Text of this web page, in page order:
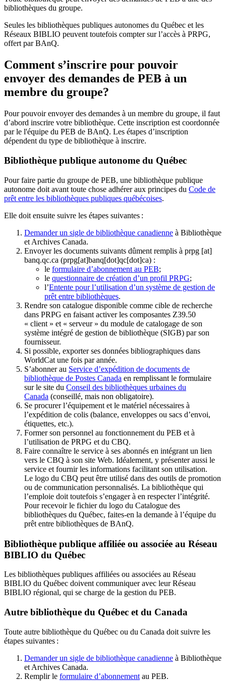
bibliothèques du groupe.
Seules les bibliothèques publiques autonomes du Québec et les
Réseaux BIBLIO peuvent toutefois compter sur l’accès à PRPG,
offert par BAnQ.
Comment s’inscrire pour pouvoir
envoyer des demandes de PEB à un
membre du groupe?
Pour pouvoir envoyer des demandes à un membre du groupe, il faut
d’abord inscrire votre bibliothèque. Cette inscription est coordonnée
par le l'équipe du PEB de BAnQ. Les étapes d’inscription
dépendent du type de bibliothèque à inscrire.
Bibliothèque publique autonome du Québec
Pour faire partie du groupe de PEB, une bibliothèque publique
autonome doit avant toute chose adhérer aux principes du Code de
prêt entre les bibliothèques publiques québécoises.
Elle doit ensuite suivre les étapes suivantes :
Demander un sigle de bibliothèque canadienne à Bibliothèque
et Archives Canada.
Envoyer les documents suivants dûment remplis à prpg [at]
banq.qc.ca (prpg[at]banq[dot]qc[dot]ca) :
le formulaire d’abonnement au PEB;
le questionnaire de création d’un profil PRPG;
l’Entente pour l’utilisation d’un système de gestion de
prêt entre bibliothèques.
Rendre son catalogue disponible comme cible de recherche
dans PRPG en faisant activer les composantes Z39.50
« client » et « serveur » du module de catalogage de son
système intégré de gestion de bibliothèque (SIGB) par son
fournisseur.
Si possible, exporter ses données bibliographiques dans
WorldCat une fois par année.
S’abonner au Service d’expédition de documents de
bibliothèque de Postes Canada en remplissant le formulaire
sur le site du Conseil des bibliothèques urbaines du
Canada (conseillé, mais non obligatoire).
Se procurer l’équipement et le matériel nécessaires à
l’expédition de colis (balance, enveloppes ou sacs d’envoi,
étiquettes, etc.).
Former son personnel au fonctionnement du PEB et à
l’utilisation de PRPG et du CBQ.
Faire connaître le service à ses abonnés en intégrant un lien
vers le CBQ à son site Web. Idéalement, y présenter aussi le
service et fournir les informations facilitant son utilisation.
Le logo du CBQ peut être utilisé dans des outils de promotion
ou de communication personnalisés. La bibliothèque qui
l’emploie doit toutefois s’engager à en respecter l’intégrité.
Pour recevoir le fichier du logo du Catalogue des
bibliothèques du Québec, faites-en la demande à l’équipe du
prêt entre bibliothèques de BAnQ.
Bibliothèque publique affiliée ou associée au Réseau
BIBLIO du Québec
Les bibliothèques publiques affiliées ou associées au Réseau
BIBLIO du Québec doivent communiquer avec leur Réseau
BIBLIO régional, qui se charge de la gestion du PEB.
Autre bibliothèque du Québec et du Canada
Toute autre bibliothèque du Québec ou du Canada doit suivre les
étapes suivantes :
Demander un sigle de bibliothèque canadienne à Bibliothèque
et Archives Canada.
Remplir le formulaire d’abonnement au PEB.